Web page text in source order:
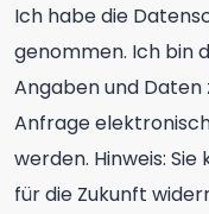
Ich habe die
genommen. Ich bin
Angaben und
Anfrage
werden. Hinweis:
für die Zukunft